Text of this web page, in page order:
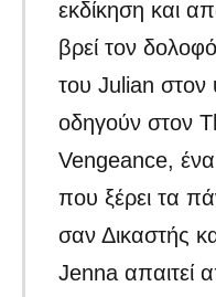
εκδίκηση και
βρεί τον
του Julian
οδηγούν στον
Vengeance,
που ξέρει τα
σαν Δικαστής
Jenna απαιτεί